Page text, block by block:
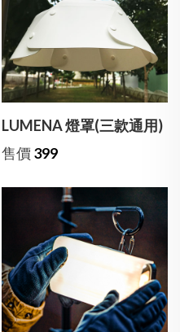
LUMENA 燈罩(三款通用)
售價 399